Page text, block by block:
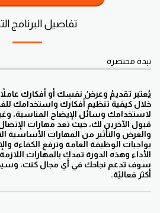
تفاصيل البرنامج
نبذة مختصرة
يُعتبر تقديمُ وعرضُ نفسِك أو أفكارك
خلال كيفية تنظيم أفكارك واستخدامك
لاستخدامك وسائل الإيضاح المناسبة،
قبول الآخرين لك، حيث تعد مهارات
والعرض والتأثير من المهارات الأساسية
بواجبات الوظيفة العامة وترفع الكفاءة
الأداء وهذه الدورة تمدك بالمهارات
سوف تدعم نجاحك في أي مجال كنت،
أكثر فعاليّة.